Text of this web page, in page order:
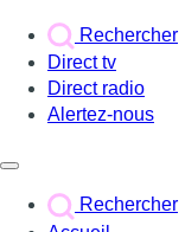
Rechercher
Direct tv
Direct radio
Alertez-nous
Rechercher